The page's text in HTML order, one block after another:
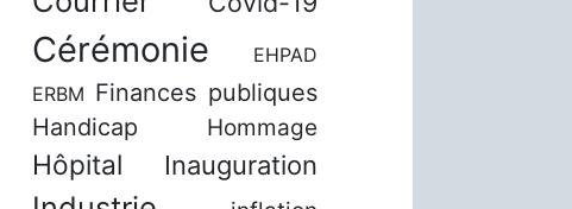
Cérémonie
EHPAD
ERBM Finances publiques
Handicap
Hommage
Hôpital Inauguration